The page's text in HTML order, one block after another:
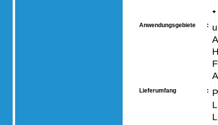
Anwendungsgebiete
Lieferumfang